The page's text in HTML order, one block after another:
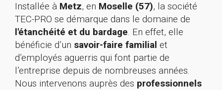
Installée à Metz, en Moselle (57), la société
TEC-PRO se démarque dans le domaine de
l'étanchéité et du bardage. En effet, elle
bénéficie d’un savoir-faire familial et
d’employés aguerris qui font partie de
l’entreprise depuis de nombreuses années.
Nous intervenons auprès des professionnels